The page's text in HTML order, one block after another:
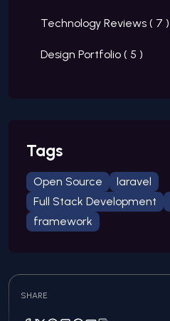
Technology Reviews ( 7 )
Design Portfolio ( 5 )
Tags
Open Source
laravel
Full Stack Development
framework
SHARE